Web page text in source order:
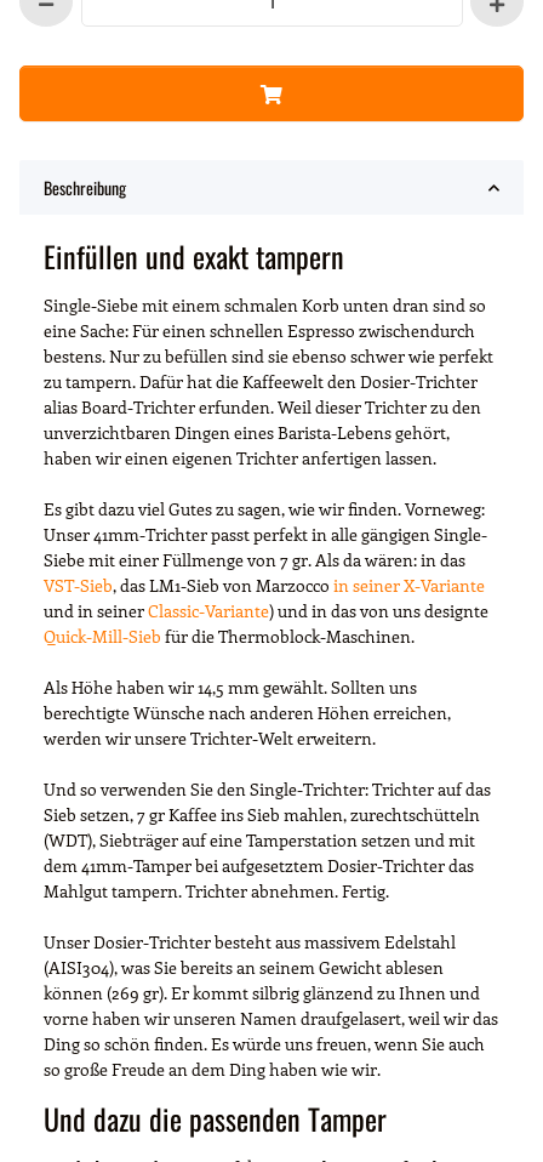
Beschreibung
Einfüllen und exakt tampern
Single-Siebe mit einem schmalen Korb unten dran sind so
eine Sache: Für einen schnellen Espresso zwischendurch
bestens. Nur zu befüllen sind sie ebenso schwer wie perfekt
zu tampern. Dafür hat die Kaffeewelt den Dosier-Trichter
alias Board-Trichter erfunden. Weil dieser Trichter zu den
unverzichtbaren Dingen eines Barista-Lebens gehört,
haben wir einen eigenen Trichter anfertigen lassen.
Es gibt dazu viel Gutes zu sagen, wie wir finden. Vorneweg:
Unser 41mm-Trichter passt perfekt in alle gängigen Single-
Siebe mit einer Füllmenge von 7 gr. Als da wären: in das
VST-Sieb, das LM1-Sieb von Marzocco in seiner X-Variante
und in seinerClassic-Variante) und in das von uns designte
Quick-Mill-Sieb für die Thermoblock-Maschinen.
Als Höhe haben wir 14,5 mm gewählt. Sollten uns
berechtigte Wünsche nach anderen Höhen erreichen,
werden wir unsere Trichter-Welt erweitern.
Und so verwenden Sie den Single-Trichter: Trichter auf das
Sieb setzen, 7 gr Kaffee ins Sieb mahlen, zurechtschütteln
(WDT), Siebträger auf eine Tamperstation setzen und mit
dem 41mm-Tamper bei aufgesetztem Dosier-Trichter das
Mahlgut tampern. Trichter abnehmen. Fertig.
Unser Dosier-Trichter besteht aus massivem Edelstahl
(AISI304), was Sie bereits an seinem Gewicht ablesen
können (269 gr). Er kommt silbrig glänzend zu Ihnen und
vorne haben wir unseren Namen draufgelasert, weil wir das
Ding so schön finden. Es würde uns freuen, wenn Sie auch
so große Freude an dem Ding haben wie wir.
Und dazu die passenden Tamper